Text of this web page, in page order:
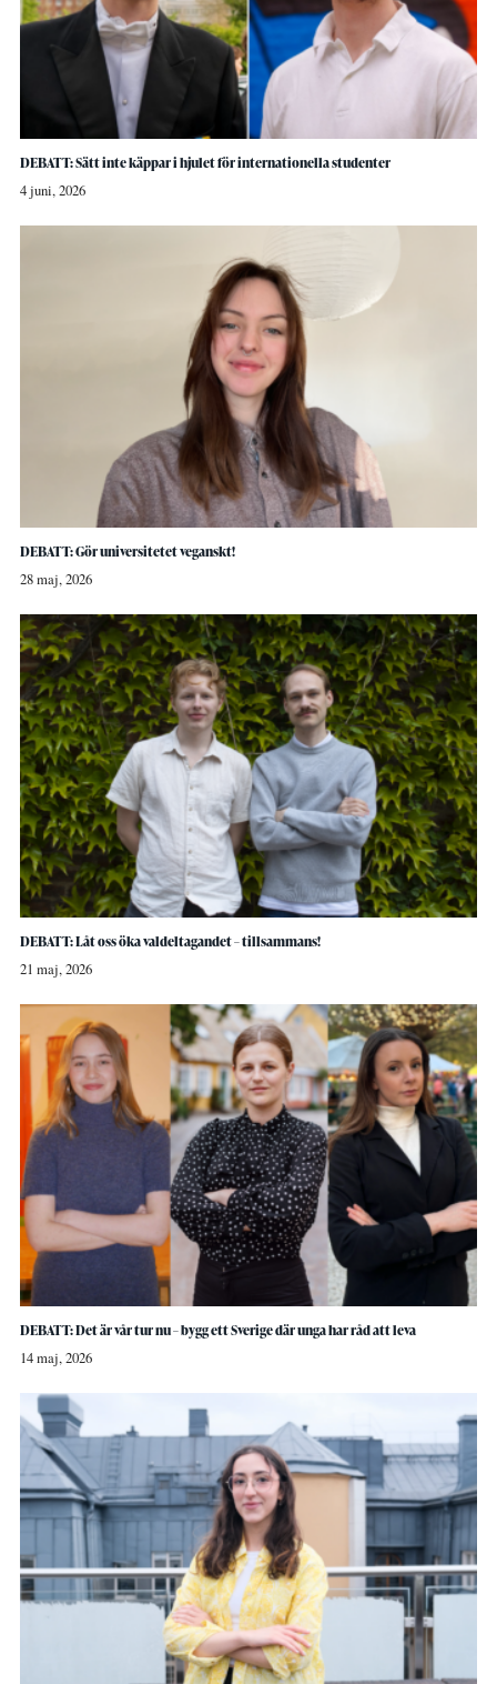
DEBATT: Sätt inte käppar i hjulet för internationella studenter
4 juni, 2026
DEBATT: Gör universitetet veganskt!
28 maj, 2026
DEBATT: Låt oss öka valdeltagandet – tillsammans!
21 maj, 2026
DEBATT: Det är vår tur nu – bygg ett Sverige där unga har råd att leva
14 maj, 2026